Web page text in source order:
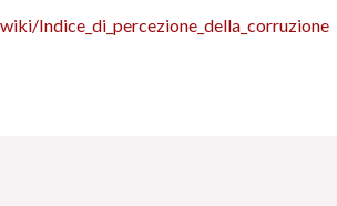
Indice_di_percezione_della_corruzione